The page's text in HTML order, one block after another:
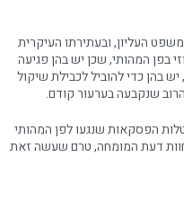
העליון, ובעתירתו העיקרית
בפן המהותי, שכן יש בהן פגיעה
בהן כדי להוביל לכבילת שיקול
שנקבעה בערעור קודם.
הפסקאות שנגעו לפן המהותי
חוות דעת המומחה, טרם שעשה זאת